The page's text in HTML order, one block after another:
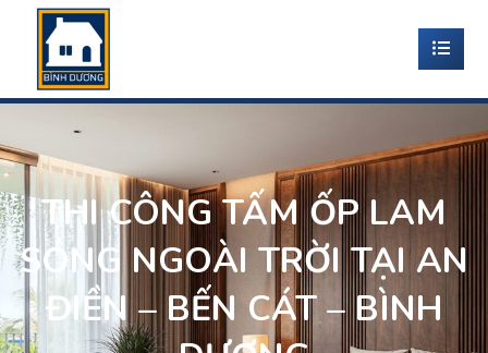
THI CÔNG TẤM ỐP LAM
SÓNG NGOÀI TRỜI TẠI AN
ĐIỀN – BẾN CÁT – BÌNH